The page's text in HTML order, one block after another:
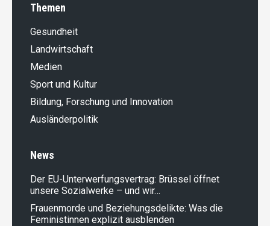
Themen
Gesundheit
Landwirt­schaft
Medien
Sport und Kultur
Bildung, Forschung und Innovation
Ausländer­politik
News
Der EU-Unterwerfungsvertrag: Brüssel öffnet
unsere Sozialwerke – und wir…
Frauenmorde und Beziehungsdelikte: Was die
Feministinnen explizit ausblenden